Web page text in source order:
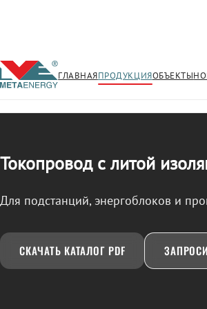
ГЛАВНАЯПРОДУКЦИЯОБЪЕКТЫ
← Продукция/ТОКОПРОВОД
Токопровод с литой
Для подстанций, энергоблоков и
СКАЧАТЬ КАТАЛОГ PDF